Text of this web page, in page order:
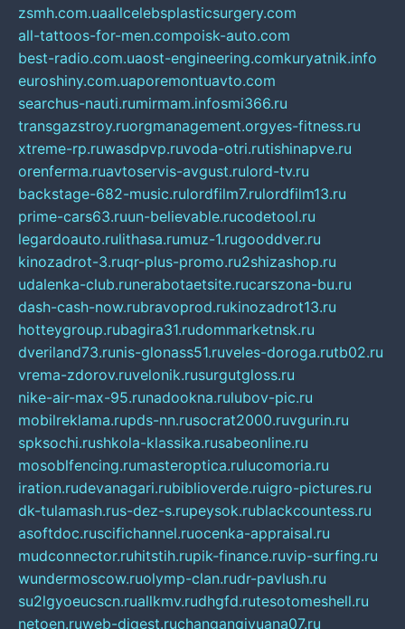
zsmh.com.uaallcelebsplasticsurgery.com
all-tattoos-for-men.compoisk-auto.com
best-radio.com.uaost-engineering.comkuryatnik.info
euroshiny.com.uaporemontuavto.com
searchus-nauti.rumirmam.infosmi366.ru
transgazstroy.ruorgmanagement.orgyes-fitness.ru
xtreme-rp.ruwasdpvp.ruvoda-otri.rutishinapve.ru
orenferma.ruavtoservis-avgust.rulord-tv.ru
backstage-682-music.rulordfilm7.rulordfilm13.ru
prime-cars63.ruun-believable.rucodetool.ru
legardoauto.rulithasa.rumuz-1.rugooddver.ru
kinozadrot-3.ruqr-plus-promo.ru2shizashop.ru
udalenka-club.runerabotaetsite.rucarszona-bu.ru
dash-cash-now.rubravoprod.rukinozadrot13.ru
hotteygroup.rubagira31.rudommarketnsk.ru
dveriland73.runis-glonass51.ruveles-doroga.rutb02.ru
vrema-zdorov.ruvelonik.rusurgutgloss.ru
nike-air-max-95.runadookna.rulubov-pic.ru
mobilreklama.rupds-nn.rusocrat2000.ruvgurin.ru
spksochi.rushkola-klassika.rusabeonline.ru
mosoblfencing.rumasteroptica.rulucomoria.ru
iration.rudevanagari.rubiblioverde.ruigro-pictures.ru
dk-tulamash.rus-dez-s.rupeysok.rublackcountess.ru
asoftdoc.ruscifichannel.ruocenka-appraisal.ru
mudconnector.ruhitstih.rupik-finance.ruvip-surfing.ru
wundermoscow.ruolymp-clan.rudr-pavlush.ru
su2lgyoeucscn.ruallkmv.rudhgfd.rutesotomeshell.ru
netoen.ruweb-digest.ruchanganqiyuana07.ru